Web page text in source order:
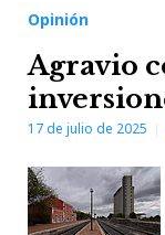
Opinión
Agravio
17 de julio de 2025